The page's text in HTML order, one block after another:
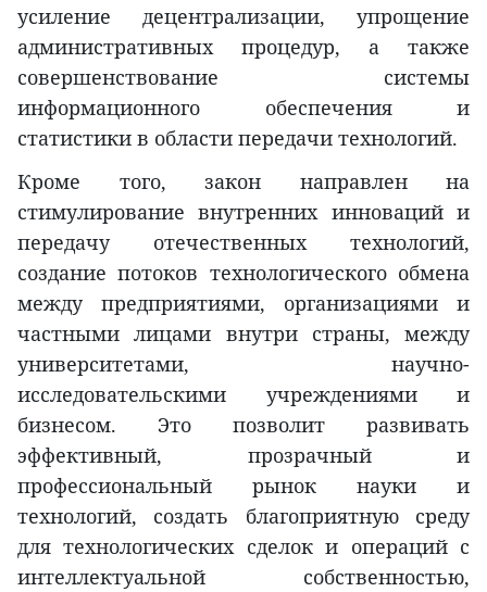
усиление децентрализации, упрощение
административных процедур, а также
совершенствование системы
информационного обеспечения и
статистики в области передачи технологий.
Кроме того, закон направлен на
стимулирование внутренних инноваций и
передачу отечественных технологий,
создание потоков технологического обмена
между предприятиями, организациями и
частными лицами внутри страны, между
университетами, научно-
исследовательскими учреждениями и
бизнесом. Это позволит развивать
эффективный, прозрачный и
профессиональный рынок науки и
технологий, создать благоприятную среду
для технологических сделок и операций с
интеллектуальной собственностью,